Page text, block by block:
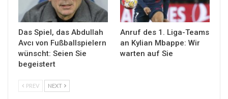
Das Spiel, das Abdullah
Avcı von Fußballspielern
wünscht: Seien Sie
begeistert
Anruf des 1. Liga-Teams
an Kylian Mbappe: Wir
warten auf Sie
PREV NEXT